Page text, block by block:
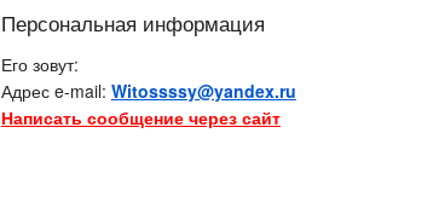
Персональная информация
Его зовут:
Адрес e-mail: Witossssy@yandex.ru
Написать сообщение через сайт